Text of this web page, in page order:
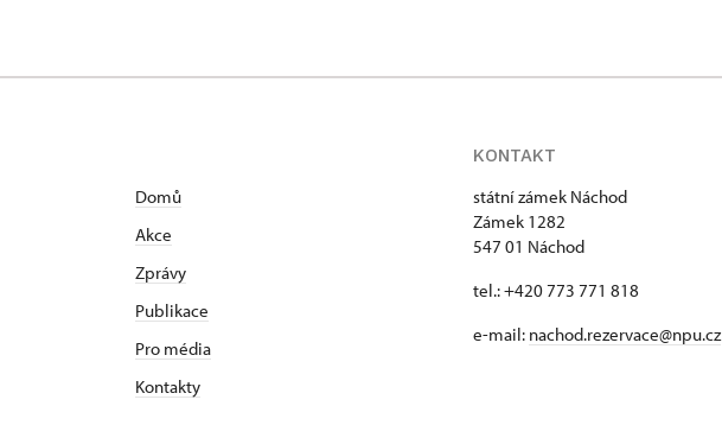
Domů
Akce
Zprávy
Publikace
Pro média
Kontakty
KONTAKT
státní zámek Náchod
Zámek 1282
547 01 Náchod
tel.: +420 773 771 818
e-mail: nachod.rezervace@npu.cz